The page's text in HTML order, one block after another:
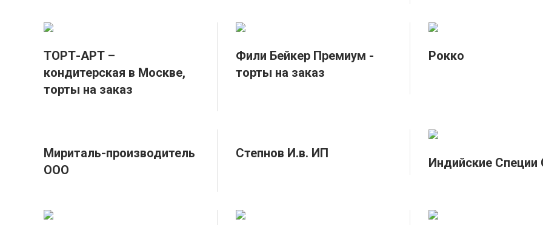
ТОРТ-АРТ –
кондитерская в Москве,
торты на заказ
Фили Бейкер Премиум -
торты на заказ
Рокко
Мириталь-производитель
ООО
Степнов И.в. ИП
Индийские Специи